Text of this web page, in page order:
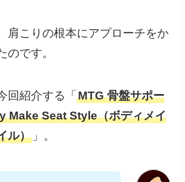
肩こりの根本にアプローチをか
のです。
回紹介する「MTG 骨盤サポー
Make Seat Style（ボディメイ
ル） 」。